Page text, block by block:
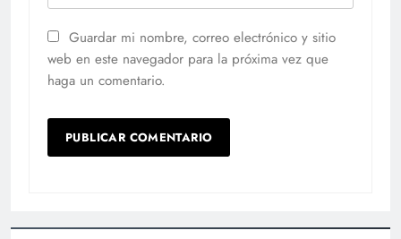
Guardar mi nombre, correo electrónico y sitio
web en este navegador para la próxima vez que
haga un comentario.